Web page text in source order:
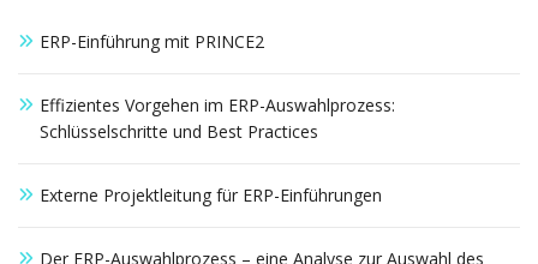
ERP-Einführung mit PRINCE2
Effizientes Vorgehen im ERP-Auswahlprozess:
Schlüsselschritte und Best Practices
Externe Projektleitung für ERP-Einführungen
Der ERP-Auswahlprozess – eine Analyse zur Auswahl des